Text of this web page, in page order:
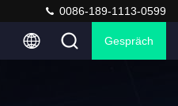
0086-189-1113-0599
Gespräch